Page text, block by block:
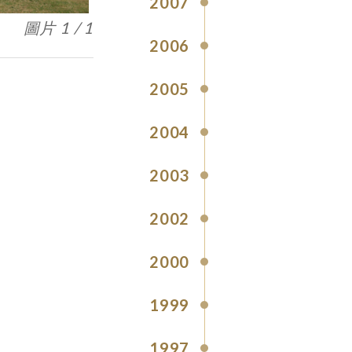
2006
2005
2004
2003
2002
2000
1999
1997
圖片 1 / 1